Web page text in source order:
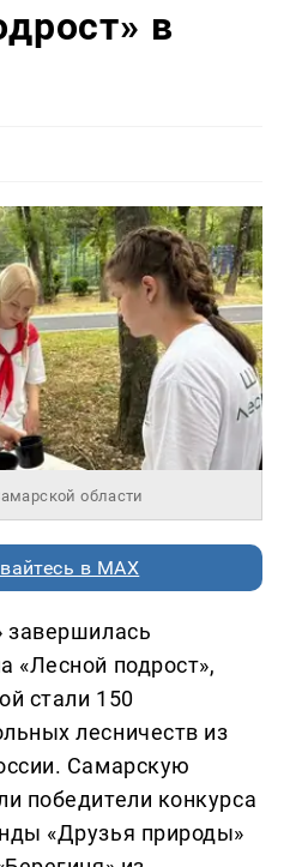
в
области
в MAX
завершилась
«Лесной подрост»,
стали 150
лесничеств из
Самарскую
победители конкурса
«Друзья природы»